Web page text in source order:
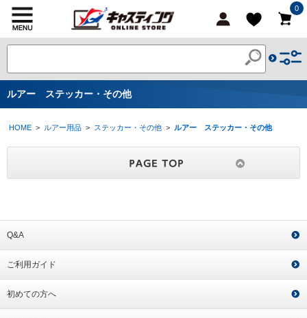
0
ルアー ステッカー・その他
HOME > ルアー用品 > ステッカー・その他 > ルアー ステッカー・その他
Q&A
ご利用ガイド
初めての方へ